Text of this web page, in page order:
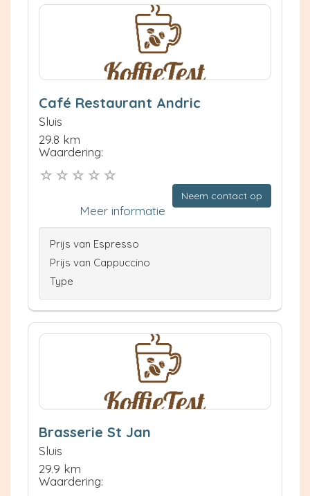
Café Restaurant Andric
Sluis
29.8 km
Waardering:
Neem contact op
Meer informatie
Prijs van Espresso
Prijs van Cappuccino
Type
Brasserie St Jan
Sluis
29.9 km
Waardering: